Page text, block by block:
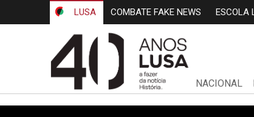
LUSA COMBATE FAKE NEWS ESCOLA
NACIONAL